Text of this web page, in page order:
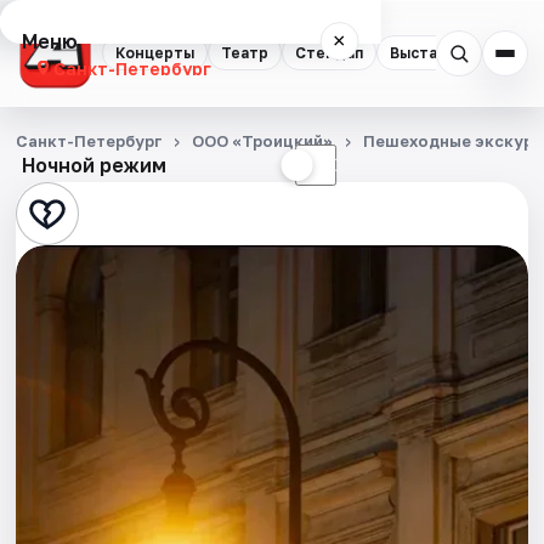
Концерты Театр Стендап Выставки
Меню ×
Санкт-Петербург
Концерты
Театр
Стендап
Спорт
События
Ночной режим ☾
Санкт-Петербург ООО «Троицкий» Пешеходные